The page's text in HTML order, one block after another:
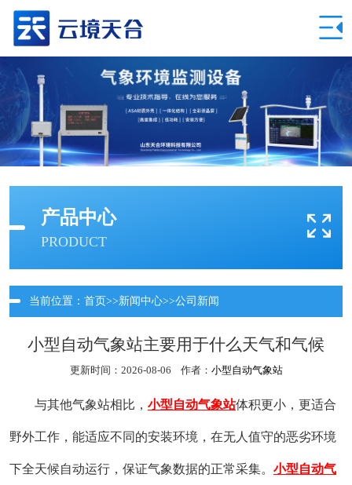
产品中心
PRODUCT
当前位置： 首页>>新闻中心>>公司新闻
小型自动气象站主要用于什么天气和气候
更新时间：2026-08-06 作者： 小型自动气象站
与其他气象站相比， 小型自动气象站体积更小，更适合
野外工作，能适应不同的安装环境，在无人值守的恶劣环境
下全天候自动运行，保证气象数据的正常采集。 小型自动气